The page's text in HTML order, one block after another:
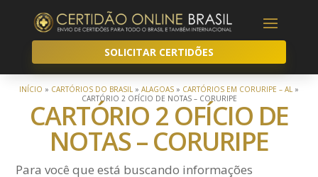
SOLICITAR CERTIDÕES
INÍCIO » CARTÓRIOS DO BRASIL » ALAGOAS » CARTÓRIOS EM CORURIPE – AL »
CARTÓRIO 2 OFÍCIO DE NOTAS – CORURIPE
CARTÓRIO 2 OFÍCIO DE
NOTAS – CORURIPE
Para você que está buscando informações